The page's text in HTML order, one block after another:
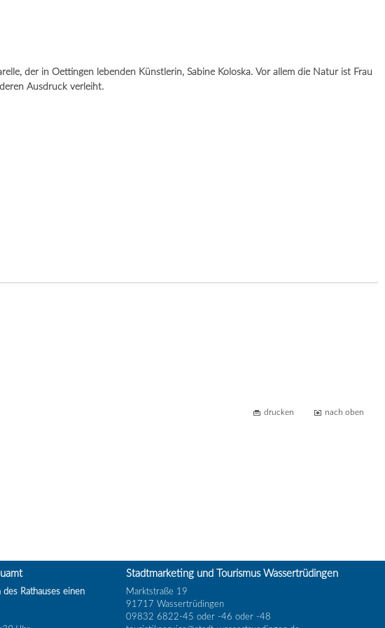
der in Oettingen lebenden Künstlerin, Sabine Koloska. Vor allem die Natur ist Frau
Ausdruck verleiht.
drucken nach oben
Rathauses einen
Stadtmarketing und Tourismus Wassertrüdingen
Marktstraße 19
91717 Wassertrüdingen
09832 6822-45 oder -46 oder -48